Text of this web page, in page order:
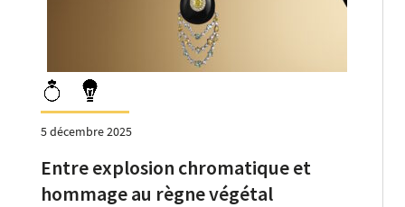
5 décembre 2025
Entre explosion chromatique et
hommage au règne végétal